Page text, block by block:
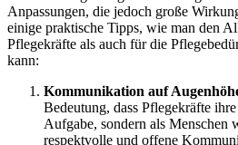
Anpassungen, die jedoch große
einige praktische Tipps, wie man den
Pflegekräfte als auch für die
kann:
Kommunikation auf
Bedeutung, dass Pflegekräfte
Aufgabe, sondern als Menschen
respektvolle und offene